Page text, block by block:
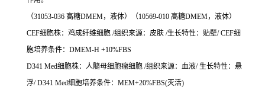
（31053-036 高糖DMEM，液体）（10569-010 高糖DMEM，液体）
CEF细胞株：鸡成纤维细胞 /组织来源：皮肤 /生长特性：贴壁/ CEF细
胞培养条件：DMEM-H +10%FBS
D341 Med细胞株：人髓母细胞瘤细胞 /组织来源：血液/ 生长特性：悬
浮/ D341 Med细胞培养条件：MEM+20%FBS(灭活)